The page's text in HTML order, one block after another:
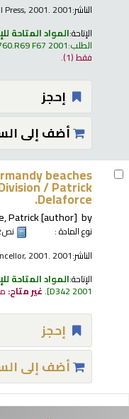
الناشر:2001. 2001
الإتاحة:المواد المتاحة
الطلب:F67 2001
فقط(1).
إحجز
أضف إلى
beaches
/Patrick
Delaforce.
by
Patrick[author]
نوع المادة : نص
الناشر:2001. 2001
الإتاحة:المواد المتاحة
D342 2001
.غير متاح:
إحجز
أضف إلى